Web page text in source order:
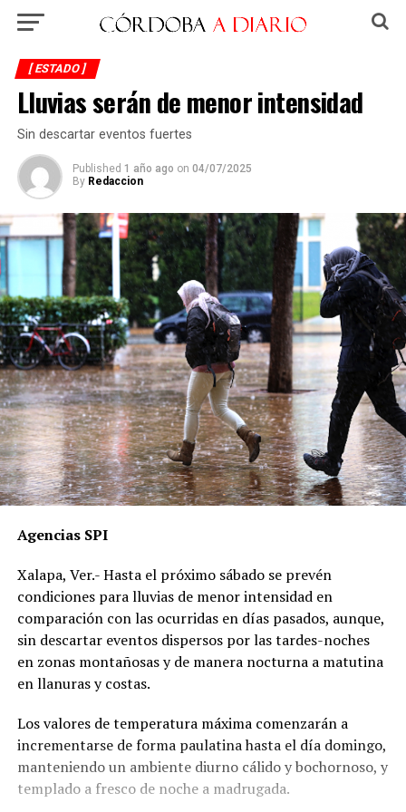
[ ESTADO ]
Lluvias serán de menor intensidad
Sin descartar eventos fuertes
Published 1 año ago on 04/07/2025
By Redaccion
Agencias SPI
Xalapa, Ver.- Hasta el próximo sábado se prevén
condiciones para lluvias de menor intensidad en
comparación con las ocurridas en días pasados, aunque,
sin descartar eventos dispersos por las tardes-noches
en zonas montañosas y de manera nocturna a matutina
en llanuras y costas.
Los valores de temperatura máxima comenzarán a
incrementarse de forma paulatina hasta el día domingo,
manteniendo un ambiente diurno cálido y bochornoso, y
templado a fresco de noche a madrugada.